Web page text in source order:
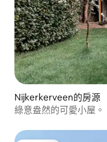
Nijkerkerveen的房源
綠意盎然的可愛小屋。